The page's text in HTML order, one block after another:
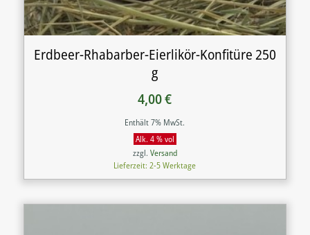
Erdbeer-Rhabarber-Eierlikör-Konfitüre 250
g
4,00€
Enthält 7% MwSt.
Alk. 4 % vol
zzgl. Versand
Lieferzeit: 2-5 Werktage